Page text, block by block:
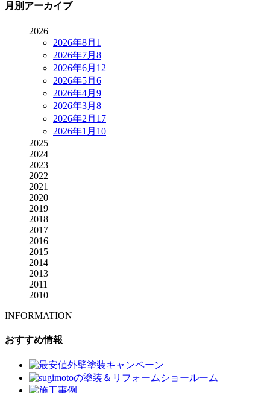
月別アーカイブ
2026
2026年8月 1
2026年7月 8
2026年6月 12
2026年5月 6
2026年4月 9
2026年3月 8
2026年2月 17
2026年1月 10
2025
2024
2023
2022
2021
2020
2019
2018
2017
2016
2015
2014
2013
2011
2010
INFORMATION
おすすめ情報